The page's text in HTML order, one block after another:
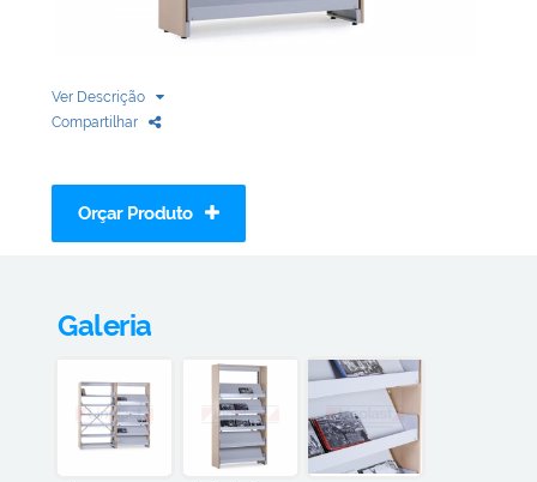
Ver Descrição
Compartilhar
Orçar Produto
Galeria